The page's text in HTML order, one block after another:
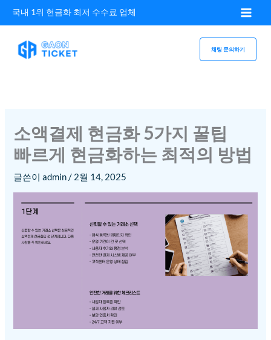
콘텐츠로
국내 1위 현금화 최저 수수료 업체
채팅 문의하기
소액결제 현금화 5가지 꿀팁
빠르게 현금화하는 최적의 방법
글쓴이admin/ 2월 14, 2025